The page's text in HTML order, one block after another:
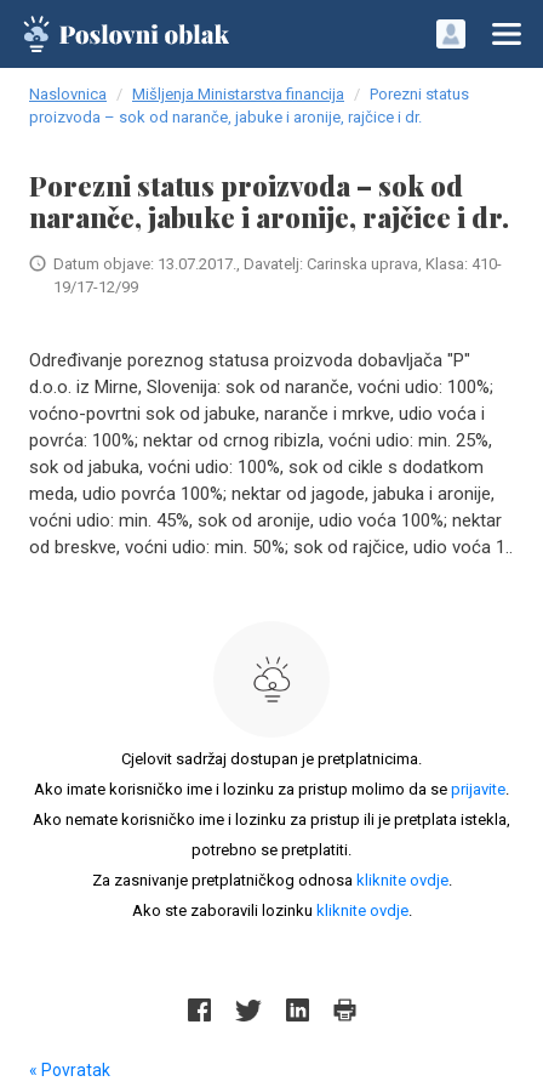
Naslovnica Mišljenja Ministarstva financija
Porezni status
proizvoda – sok od naranče, jabuke i aronije, rajčice i dr.
Porezni status proizvoda – sok od
naranče, jabuke i aronije, rajčice i dr.
Datum objave: 13.07.2017., Davatelj: Carinska uprava, Klasa: 410-
19/17-12/99
Određivanje poreznog statusa proizvoda dobavljača "P"
d.o.o. iz Mirne, Slovenija: sok od naranče, voćni udio: 100%;
voćno-povrtni sok od jabuke, naranče i mrkve, udio voća i
povrća: 100%; nektar od crnog ribizla, voćni udio: min. 25%,
sok od jabuka, voćni udio: 100%, sok od cikle s dodatkom
meda, udio povrća 100%; nektar od jagode, jabuka i aronije,
voćni udio: min. 45%, sok od aronije, udio voća 100%; nektar
od breskve, voćni udio: min. 50%; sok od rajčice, udio voća 1..
Cjelovit sadržaj dostupan je pretplatnicima.
Ako imate korisničko ime i lozinku za pristup molimo da se prijavite.
Ako nemate korisničko ime i lozinku za pristup ili je pretplata istekla,
potrebno se pretplatiti.
Za zasnivanje pretplatničkog odnosa kliknite ovdje.
Ako ste zaboravili lozinku kliknite ovdje.
« Povratak